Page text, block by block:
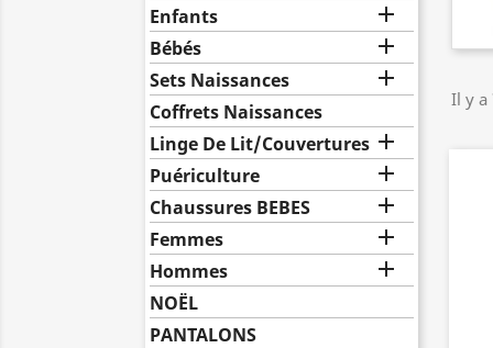
Enfants 
Bébés 
Sets Naissances 
Coffrets Naissances
Linge De Lit/Couvertures 
Puériculture 
Chaussures BEBES 
Femmes 
Hommes 
NOËL
PANTALONS
Il y a